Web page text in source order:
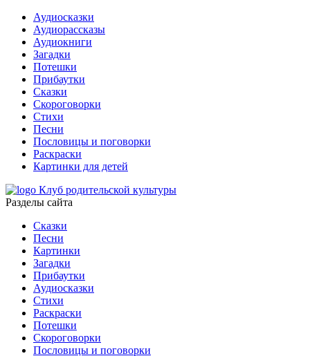
Аудиосказки
Аудиорассказы
Аудиокниги
Загадки
Потешки
Прибаутки
Сказки
Скороговорки
Стихи
Песни
Пословицы и поговорки
Раскраски
Картинки для детей
Клуб родительской культуры
Разделы сайта
Сказки
Песни
Картинки
Загадки
Прибаутки
Аудиосказки
Стихи
Раскраски
Потешки
Скороговорки
Пословицы и поговорки